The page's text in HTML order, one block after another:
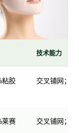
技术能力
粘胶 交叉铺网；
莱赛
交叉铺网；